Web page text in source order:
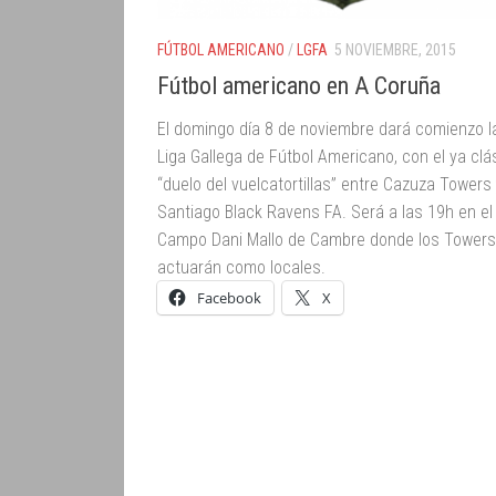
FÚTBOL AMERICANO / LGFA 5 NOVIEMBRE, 2015
Fútbol americano en A Coruña
El domingo día 8 de noviembre dará comienzo
Liga Gallega de Fútbol Americano​, con el ya
“duelo del vuelcatortillas” entre Cazuza Towers
Santiago Black Ravens FA​. Será a las 19h en el
Campo Dani Mallo de Cambre donde los Towers​
actuarán como locales.
Facebook X